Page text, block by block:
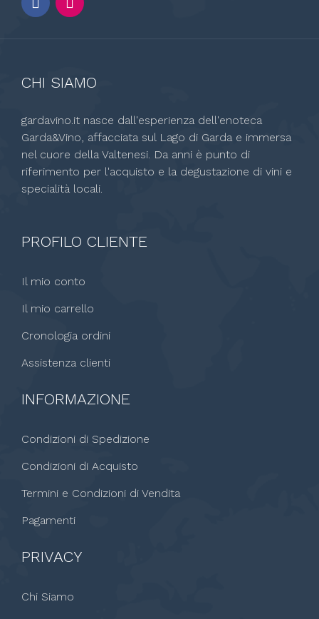
CHI SIAMO
gardavino.it nasce dall'esperienza dell'enoteca
Garda&Vino, affacciata sul Lago di Garda e immersa
nel cuore della Valtenesi. Da anni è punto di
riferimento per l'acquisto e la degustazione di vini e
specialità locali.
PROFILO CLIENTE
Il mio conto
Il mio carrello
Cronologia ordini
Assistenza clienti
INFORMAZIONE
Condizioni di Spedizione
Condizioni di Acquisto
Termini e Condizioni di Vendita
Pagamenti
PRIVACY
Chi Siamo